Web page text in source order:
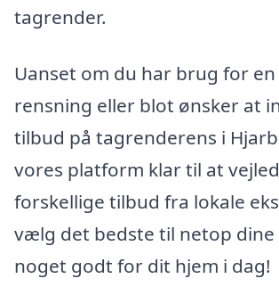
tagrender.
Uanset om du har brug for
rensning eller blot ønsker at
tilbud på tagrenderens i
vores platform klar til at
forskellige tilbud fra lokale
vælg det bedste til netop dine
noget godt for dit hjem i dag!